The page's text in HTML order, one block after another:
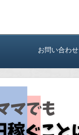
お問い合わせ